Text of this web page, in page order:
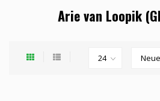
Arie van Loopik